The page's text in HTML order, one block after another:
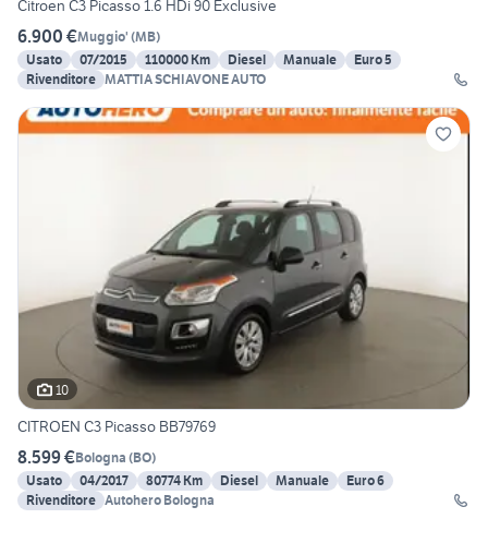
Citroen C3 Picasso 1.6 HDi 90 Exclusive
6.900 €Muggio' (MB)
Usato
07/2015 110000 Km Diesel Manuale
Euro 5
Rivenditore MATTIA SCHIAVONE AUTO
10
CITROEN C3 Picasso BB79769
8.599 €Bologna (BO)
Usato
04/2017 80774 Km Diesel Manuale
Euro 6
Rivenditore Autohero Bologna